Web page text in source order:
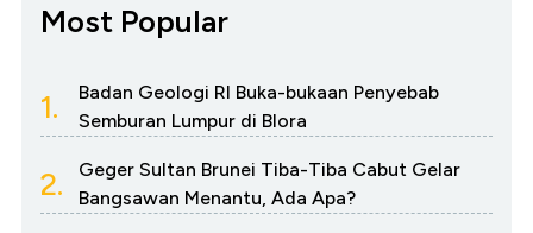
Most Popular
1.
Badan Geologi RI Buka-bukaan Penyebab
Semburan Lumpur di Blora
2.
Geger Sultan Brunei Tiba-Tiba Cabut Gelar
Bangsawan Menantu, Ada Apa?